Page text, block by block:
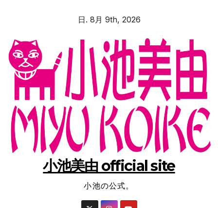
日. 8月 9th, 2026
小池美由 official site
小池の公式。